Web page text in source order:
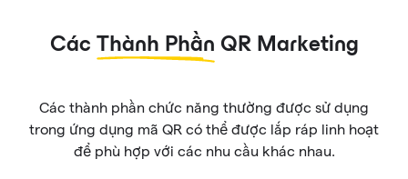
Các Thành Phần QR Marketing
Các thành phần chức năng thường được sử dụng
trong ứng dụng mã QR có thể được lắp ráp linh hoạt
để phù hợp với các nhu cầu khác nhau.